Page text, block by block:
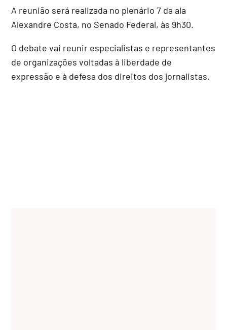
A reunião será realizada no plenário 7 da ala
Alexandre Costa, no Senado Federal, às 9h30.
O debate vai reunir especialistas e representantes
de organizações voltadas à liberdade de
expressão e à defesa dos direitos dos jornalistas.